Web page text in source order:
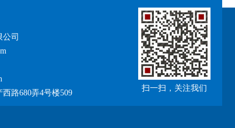
司
路680弄4号楼509
扫一扫，关注我们